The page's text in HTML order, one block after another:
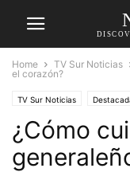
Home TV Sur Noticias
el corazón?
TV Sur Noticias
¿Cómo